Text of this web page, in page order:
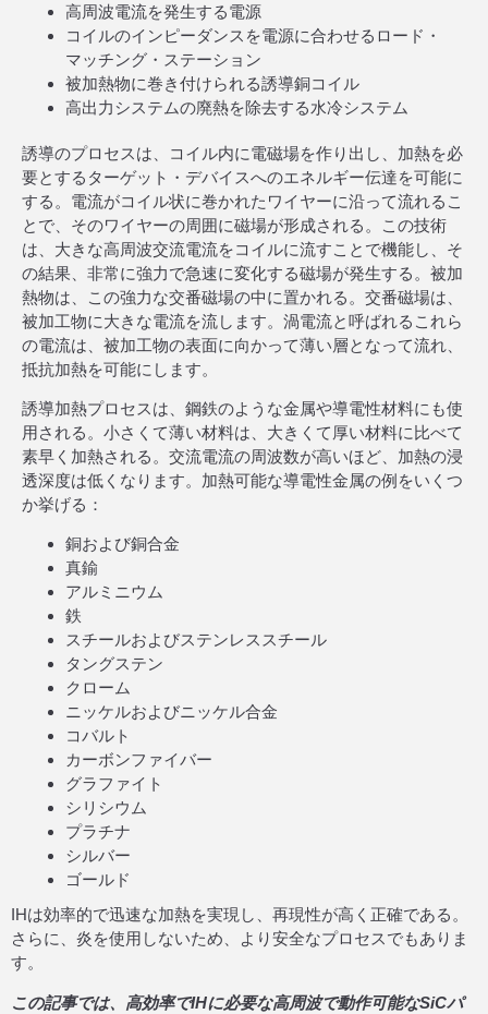
高周波電流を発生する電源
コイルのインピーダンスを電源に合わせるロード・
マッチング・ステーション
被加熱物に巻き付けられる誘導銅コイル
高出力システムの廃熱を除去する水冷システム
誘導のプロセスは、コイル内に電磁場を作り出し、加熱を必
要とするターゲット・デバイスへのエネルギー伝達を可能に
する。電流がコイル状に巻かれたワイヤーに沿って流れるこ
とで、そのワイヤーの周囲に磁場が形成される。この技術
は、大きな高周波交流電流をコイルに流すことで機能し、そ
の結果、非常に強力で急速に変化する磁場が発生する。被加
熱物は、この強力な交番磁場の中に置かれる。交番磁場は、
被加工物に大きな電流を流します。渦電流と呼ばれるこれら
の電流は、被加工物の表面に向かって薄い層となって流れ、
抵抗加熱を可能にします。
誘導加熱プロセスは、鋼鉄のような金属や導電性材料にも使
用される。小さくて薄い材料は、大きくて厚い材料に比べて
素早く加熱される。交流電流の周波数が高いほど、加熱の浸
透深度は低くなります。加熱可能な導電性金属の例をいくつ
か挙げる：
銅および銅合金
真鍮
アルミニウム
鉄
スチールおよびステンレススチール
タングステン
クローム
ニッケルおよびニッケル合金
コバルト
カーボンファイバー
グラファイト
シリシウム
プラチナ
シルバー
ゴールド
IHは効率的で迅速な加熱を実現し、再現性が高く正確である。
さらに、炎を使用しないため、より安全なプロセスでもありま
す。
この記事では、高効率でIHに必要な高周波で動作可能なSiCパ